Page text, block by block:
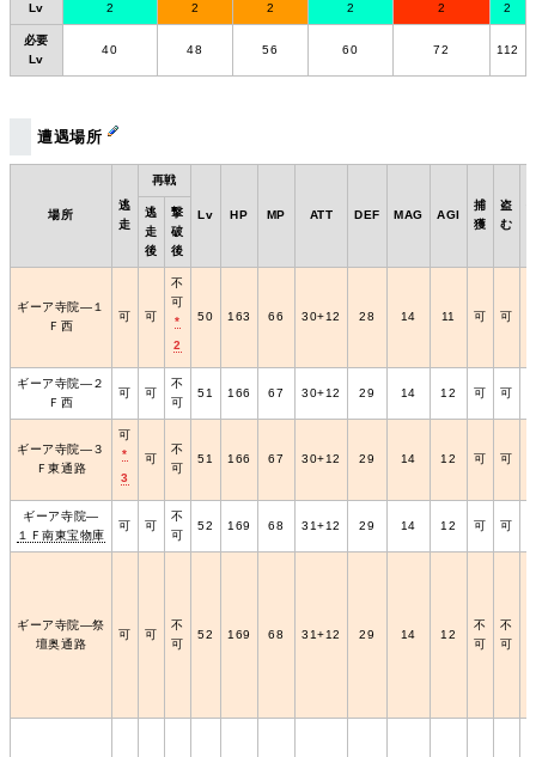
Lv 2 2 2 2 2 2
必要
Lv
40 48 56 60 72 112
遭遇場所
場所
逃
走
再戦
Lv HP MP ATT DEF MAG AGI
捕
獲
盗
む
逃
走
後
撃
破
後
ギーア寺院―１
Ｆ西
可 可
不
可
*
2
50 163 66 30+12 28 14 11 可 可
ギーア寺院―２
Ｆ西
可 可
不
可
51 166 67 30+12 29 14 12 可 可
ギーア寺院―３
Ｆ東通路
可
*
3
可
不
可
51 166 67 30+12 29 14 12 可 可
ギーア寺院―
１Ｆ南東宝物庫
可 可
不
可
52 169 68 31+12 29 14 12 可 可
ギーア寺院―祭
壇奥通路
可 可
不
可
52 169 68 31+12 29 14 12
不
可
不
可